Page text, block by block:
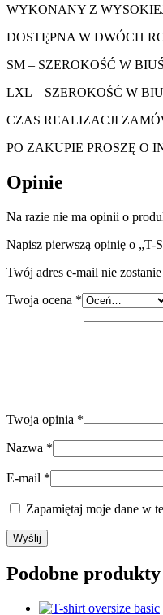
WYKONANY Z
DOSTĘPNA W DWÓCH
SM – SZEROKOŚĆ W
LXL – SZEROKOŚĆ W
CZAS REALIZACJI
PO ZAKUPIE PROSZĘ O
Opinie
Na razie nie ma opinii o
Napisz pierwszą opinię o
Twój adres e-mail nie
Twoja ocena *
Twoja opinia *
Nazwa *
E-mail *
Zapamiętaj moje dane w
Podobne produkty